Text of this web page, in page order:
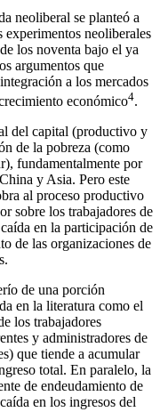
neoliberal se planteó a
experimentos neoliberales
los noventa bajo el ya
argumentos que
a los mercados
económico4.
del capital (productivo y
de la pobreza (como
fundamentalmente por
y Asia. Pero este
al proceso productivo
sobre los trabajadores de
en la participación de
de las organizaciones de
de una porción
en la literatura como el
los trabajadores
y administradores de
que tiende a acumular
total. En paralelo, la
de endeudamiento de
en los ingresos del